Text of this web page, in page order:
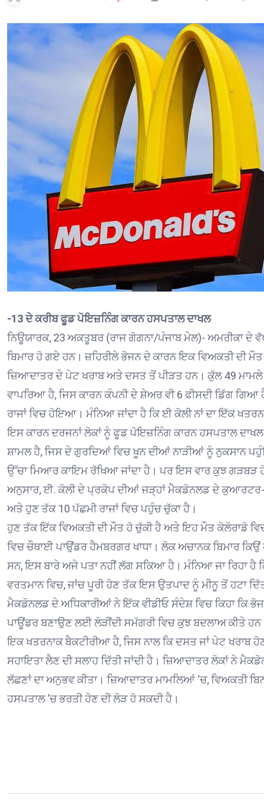
-13 ਦੇ ਕਰੀਬ ਫੂਡ ਪੋਇਜ਼ਨਿੰਗ ਕਾਰਨ ਹਸਪਤਾਲ ਦਾਖਲ
ਨਿਊਯਾਰਕ, 23 ਅਕਤੂਬਰ (ਰਾਜ ਗੋਗਨਾ/ਪੰਜਾਬ ਮੇਲ)- ਅਮਰੀਕਾ ਦੇ
ਬਿਮਾਰ ਹੋ ਗਏ ਹਨ। ਜ਼ਹਿਰੀਲੇ ਭੋਜਨ ਦੇ ਕਾਰਨ ਇਕ ਵਿਅਕਤੀ ਦੀ
ਜ਼ਿਆਦਾਤਰ ਦੇ ਪੇਟ ਖਰਾਬ ਅਤੇ ਦਸਤ ਤੋਂ ਪੀੜਤ ਹਨ। ਕੁੱਲ 49
ਵਾਪਰਿਆ ਹੈ, ਜਿਸ ਕਾਰਨ ਕੰਪਨੀ ਦੇ ਸ਼ੇਅਰ ਵੀ 6 ਫੀਸਦੀ ਡਿੱਗ
ਰਾਜਾਂ ਵਿਚ ਹੋਇਆ। ਮੰਨਿਆ ਜਾਂਦਾ ਹੈ ਕਿ ਈ ਕੋਲੀ ਨਾਂ ਦਾ ਇੱਕ
ਇਸ ਕਾਰਨ ਦਰਜਨਾਂ ਲੋਕਾਂ ਨੂੰ ਫੂਡ ਪੋਇਜ਼ਨਿੰਗ ਕਾਰਨ ਹਸਪਤਾਲ
ਸ਼ਾਮਲ ਹੈ, ਜਿਸ ਦੇ ਗੁਰਦਿਆਂ ਵਿਚ ਖੂਨ ਦੀਆਂ ਨਾੜੀਆਂ ਨੂੰ ਨੁਕਸਾਨ
ਉੱਚਾ ਮਿਆਰ ਕਾਇਮ ਰੱਖਿਆ ਜਾਂਦਾ ਹੈ। ਪਰ ਇਸ ਵਾਰ ਕੁਝ ਗੜਬੜ
ਅਨੁਸਾਰ, ਈ. ਕੋਲੀ ਦੇ ਪ੍ਰਕੋਪ ਦੀਆਂ ਜੜ੍ਹਾਂ ਮੈਕਡੋਨਲਡ ਦੇ
ਅਤੇ ਹੁਣ ਤੱਕ 10 ਪੱਛਮੀ ਰਾਜਾਂ ਵਿਚ ਪਹੁੰਚ ਚੁੱਕਾ ਹੈ।
ਹੁਣ ਤੱਕ ਇੱਕ ਵਿਅਕਤੀ ਦੀ ਮੌਤ ਹੋ ਚੁੱਕੀ ਹੈ ਅਤੇ ਇਹ ਮੌਤ ਕੋਲੋਰਾਡੋ
ਵਿਚ ਚੌਥਾਈ ਪਾਉਂਡਰ ਹੈਮਬਰਗਰ ਖਾਧਾ। ਲੋਕ ਅਚਾਨਕ ਬਿਮਾਰ
ਸਨ, ਇਸ ਬਾਰੇ ਅਜੇ ਪਤਾ ਨਹੀਂ ਲੱਗ ਸਕਿਆ ਹੈ। ਮੰਨਿਆ ਜਾ ਰਿਹਾ ਹੈ
ਵਰਤਮਾਨ ਵਿਚ, ਜਾਂਚ ਪੂਰੀ ਹੋਣ ਤੱਕ ਇਸ ਉਤਪਾਦ ਨੂੰ ਮੀਨੂ ਤੋਂ ਹਟਾ
ਮੈਕਡੋਨਲਡ ਦੇ ਅਧਿਕਾਰੀਆਂ ਨੇ ਇੱਕ ਵੀਡੀਓ ਸੰਦੇਸ਼ ਵਿਚ ਕਿਹਾ
ਪਾਊਂਡਰ ਬਣਾਉਣ ਲਈ ਲੋੜੀਂਦੀ ਸਮੱਗਰੀ ਵਿਚ ਕੁਝ ਬਦਲਾਅ ਕੀਤੇ
ਇਕ ਖਤਰਨਾਕ ਬੈਕਟੀਰੀਆ ਹੈ, ਜਿਸ ਨਾਲ ਕਿ ਦਸਤ ਜਾਂ ਪੇਟ ਖਰਾਬ
ਸਹਾਇਤਾ ਲੈਣ ਦੀ ਸਲਾਹ ਦਿੱਤੀ ਜਾਂਦੀ ਹੈ। ਜ਼ਿਆਦਾਤਰ ਲੋਕਾਂ ਨੇ
ਲੱਛਣਾਂ ਦਾ ਅਨੁਭਵ ਕੀਤਾ। ਜ਼ਿਆਦਾਤਰ ਮਾਮਲਿਆਂ ‘ਚ, ਵਿਅਕਤੀ
ਹਸਪਤਾਲ ‘ਚ ਭਰਤੀ ਹੋਣ ਦੀ ਲੋੜ ਹੋ ਸਕਦੀ ਹੈ।